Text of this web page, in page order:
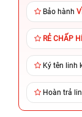
Bảo hành
RẺ CHẤP
Ký tên linh
Hoàn trả